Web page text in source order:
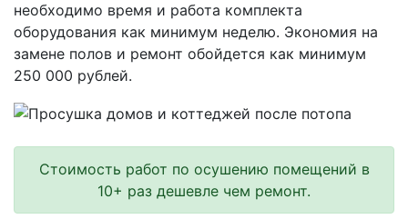
необходимо время и работа комплекта
оборудования как минимум неделю. Экономия на
замене полов и ремонт обойдется как минимум
250 000 рублей.
Стоимость работ по осушению помещений в
10+ раз дешевле чем ремонт.